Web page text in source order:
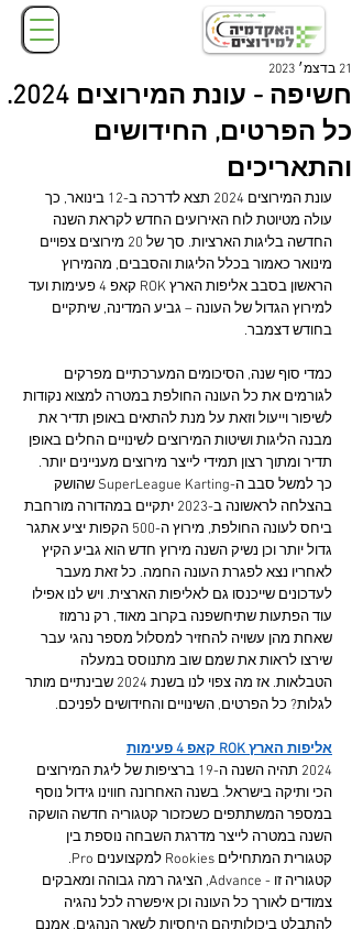
חשיפה - עונת המירוצים 2024.
כל הפרטים, החידושים
והתאריכים
21 בדצמ׳ 2023
עונת המירוצים 2024 תצא לדרכה ב-12 בינואר, כך
עולה מטיוטת לוח האירועים החדש לקראת השנה
החדשה בליגות הארציות. סך של 20 מירוצים צפויים
מינואר כאמור בכלל הליגות והסבבים, מהמירוץ
הראשון בסבב אליפות הארץ ROK קאפ 4 פעימות ועד
למירוץ הגדול של העונה – גביע המדינה, שיתקיים
בחודש דצמבר.
כמדי סוף שנה, הסיכומים המערכתיים מפרקים
לגורמים את כל העונה החולפת במטרה למצוא נקודות
לשיפור וייעול וזאת על מנת להתאים באופן תדיר את
מבנה הליגות ושיטות המירוצים לשינויים החלים באופן
תדיר ומתוך רצון תמידי לייצר מירוצים מעניינים יותר.
כך למשל סבב ה-SuperLeague Karting שהושק
בהצלחה לראשונה ב-2023 יתקיים במהדורה מורחבת
ביחס לעונה החולפת, מירוץ ה-500 הקפות יציע אתגר
גדול יותר וכן נשיק השנה מירוץ חדש הוא גביע הקיץ
לאחריו נצא לפגרת העונה החמה. כל זאת מעבר
לעדכונים שייכנסו גם לאליפות הארצית. ויש לנו אפילו
עוד הפתעות שתיחשפנה בקרוב מאוד, רק נרמוז
שאחת מהן עשויה להחזיר למסלול מספר נהגי עבר
שירצו לראות את שמם שוב מתנוסס במעלה
הטבלאות. אז מה צפוי לנו בשנת 2024 שבינתיים מותר
לגלות? כל הפרטים, השינויים והחידושים לפניכם.
אליפות הארץ ROK קאפ 4 פעימות
2024 תהיה השנה ה-19 ברציפות של ליגת המירוצים
הכי ותיקה בישראל. בשנה האחרונה חווינו גידול נוסף
במספר המשתתפים כשכזכור קטגוריה חדשה הושקה
השנה במטרה לייצר מדרגת השבחה נוספת בין
קטגורית המתחילים Rookies למקצוענים Pro.
קטגוריה זו - Advance, הציגה רמה גבוהה ומאבקים
צמודים לאורך כל העונה וכן איפשרה לכל נהגיה